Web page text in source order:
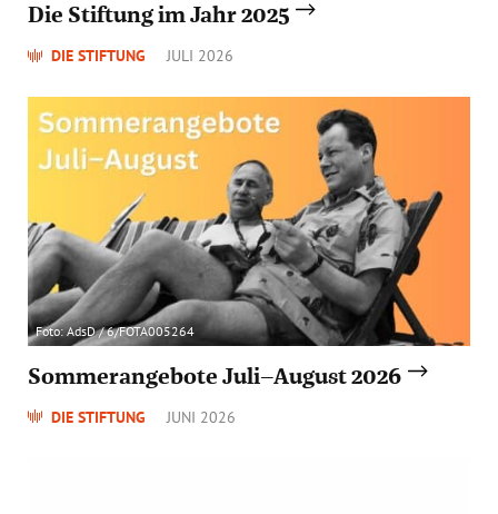
Die Stiftung im Jahr 2025
DIE STIFTUNG JULI 2026
Foto: AdsD / 6/FOTA005264
Sommerangebote Juli–August 2026
DIE STIFTUNG JUNI 2026